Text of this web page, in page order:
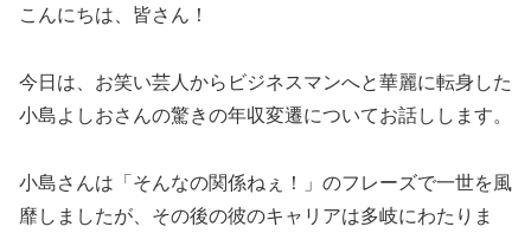
こんにちは、皆さん！
今日は、お笑い芸人からビジネスマンへと華麗に転身した
小島よしおさんの驚きの年収変遷についてお話しします。
小島さんは「そんなの関係ねぇ！」のフレーズで一世を風
靡しましたが、その後の彼のキャリアは多岐にわたりま